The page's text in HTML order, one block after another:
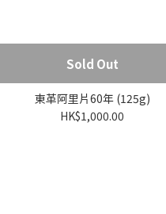
Sold Out
東革阿里片60年 (125g)
HK$1,000.00